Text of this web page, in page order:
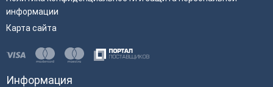
информации
Карта сайта
Информация